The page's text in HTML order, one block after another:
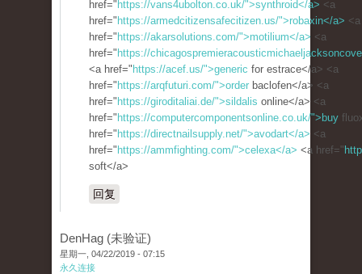
href=" https://vans4ubolton.co.uk/">synthroid</a> <a
href=" https://armedcitizensafecitizen.us/">robaxin</a> <a
href=" https://akarsolutions.com/">motilium</a> <a
href=" https://
<a href=" https://acef.us/">generic for estrace</a> <a
href=" https://arqfuturi.com/">order baclofen</a> <a
href=" https://giroditaliai.de/">sildalis online</a> <a
href=" https://computercomponentsonline.co.uk/">buy
href=" https://directnailsupply.net/">avodart</a> <a
href=" https://ammfighting.com/">celexa</a> <a href="
soft</a>
回复
DenHag (未验证)
星期一, 04/22/2019 - 07:15
永久连接